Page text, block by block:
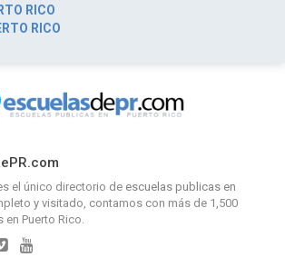
RICO
RICO
el único directorio de escuelas publicas en
y visitado, contamos con más de 1,500
Puerto Rico.